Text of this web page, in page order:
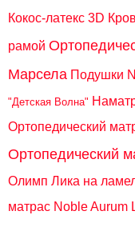
Кокос-латекс 3D
рамой
Марсела Подушки
"Детская Волна"
Ортопедический
Ортопедический
Олимп Лика на
матрас Noble Aurum